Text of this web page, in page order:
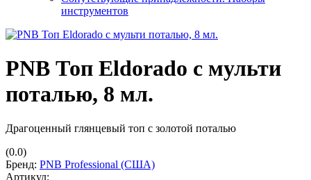
инструментов
PNB Топ Eldorado с мульти
поталью, 8 мл.
Драгоценный глянцевый топ с золотой поталью
(0.0)
Бренд: PNB Professional (США)
Артикул: